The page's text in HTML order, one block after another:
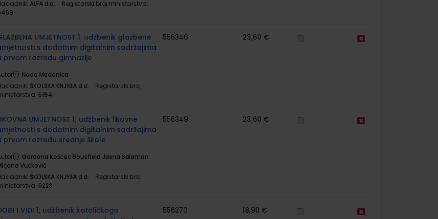
ALFA d.d.
Registarski broj ministarstva:
UMJETNOST 1; udžbenik glazbene
s dodatnim digitalnim sadržajima
prvom razredu gimnazije
Nada Medenica
ŠKOLSKA KNJIGA d.d.
Registarski broj
6194
556346 23,60 €
UMJETNOST 1; udžbenik likovne
s dodatnim digitalnim sadržajima
prvom razredu srednje škole
Gordana Košćec Bousfield Jasna Salamon
Vučković
ŠKOLSKA KNJIGA d.d.
Registarski broj
6228
556349 23,60 €
I VIDI 1; udžbenik katoličkoga
556370 18,90 €